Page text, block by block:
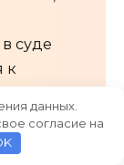
суде
к
на
данных.
согласие на